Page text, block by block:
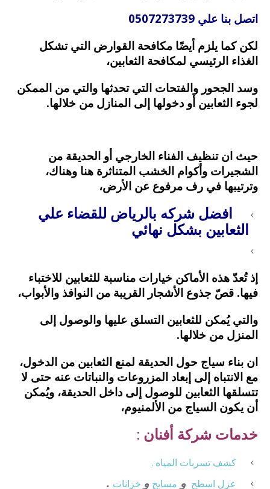
اتصل بنا علي 0507273739
لكن كما يلزم أيضًا مكافحة القوارض التي تشكل
الغذاء الرئيسي لمكافحة الثعابين،
وسد الجحور والفتحات التي تحدثها والتي من الممكن
لجوء الثعابين أو دخولها إلى المنازل من خلالها.
حيث ان تنظيف الفناء الخارجي أو الحديقة من
الشجيرات وأكوام الخشب المتناثرة هنا وهناك،
وترتيبها في رف مرفوع عن الأرض،
افضل شركه بالرياض للقضاء علي
الثعابين بشكل نهائي
إذ تُعدّ هذه الأماكن خيارات مناسبة للثعابين للاختباء
فيها. قصّ جذوع الأشجار القريبة من النوافذ والأبواب،
والتي يُمكن للثعابين التسلق عليها والوصول إلى
المنزل من خلالها.
ان بناء سياج حول الحديقة لمنع الثعابين من الدخول،
مع الانتباه إلى إبعاد المزروعات والنباتات عنه حتى لا
تتسلقها الثعابين للوصول إلى داخل الحديقة، ويُمكن
أن يكون السياج من الألمنيوم،
خدمات شركة أفنان :
كشف تسربات المياه .
عزل اسطح و مسابح و خزانات .